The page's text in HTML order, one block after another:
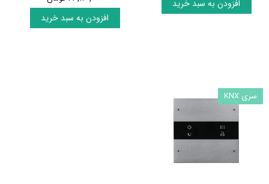
افزودن به سبد خرید
افزودن به سبد خرید
سری KNX